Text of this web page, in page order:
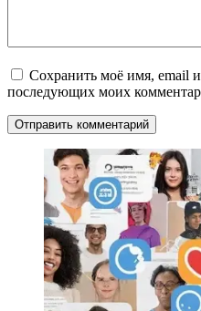
Сохранить моё имя, email и
последующих моих